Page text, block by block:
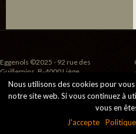
Eggenols ©2025 - 92 rue des
Guillemins, B-4000 Liège
Nous utilisons des cookies pour
notre site web. Si vous continuez à
vous en
J'accepte